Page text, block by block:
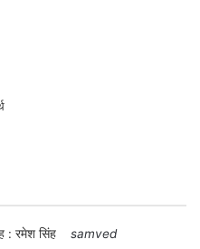
: रमेश सिंह
samved